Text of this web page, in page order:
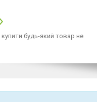
будь-який товар не